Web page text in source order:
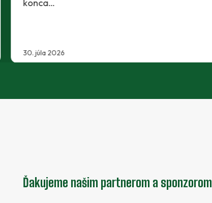
30. júla 2026
konca…
Ďakujeme našim partnerom a sponzorom